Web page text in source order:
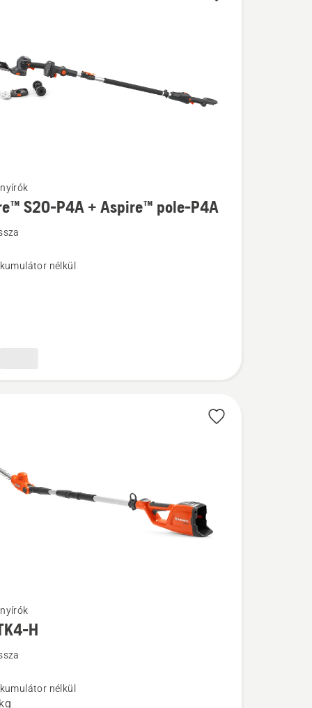
S20-P4A + Aspire™ pole-P4A
nélkül
H
nélkül